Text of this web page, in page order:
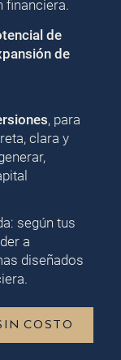
financiera.
de
de
, para
clara y
según tus
a
diseñados
COSTO